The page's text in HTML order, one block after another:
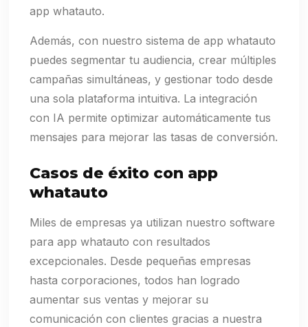
app whatauto.
Además, con nuestro sistema de app whatauto
puedes segmentar tu audiencia, crear múltiples
campañas simultáneas, y gestionar todo desde
una sola plataforma intuitiva. La integración
con IA permite optimizar automáticamente tus
mensajes para mejorar las tasas de conversión.
Casos de éxito con app
whatauto
Miles de empresas ya utilizan nuestro software
para app whatauto con resultados
excepcionales. Desde pequeñas empresas
hasta corporaciones, todos han logrado
aumentar sus ventas y mejorar su
comunicación con clientes gracias a nuestra